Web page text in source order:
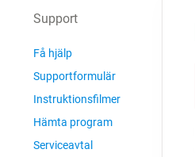
Support
Få hjälp
Supportformulär
Instruktions­filmer
Hämta program
Serviceavtal